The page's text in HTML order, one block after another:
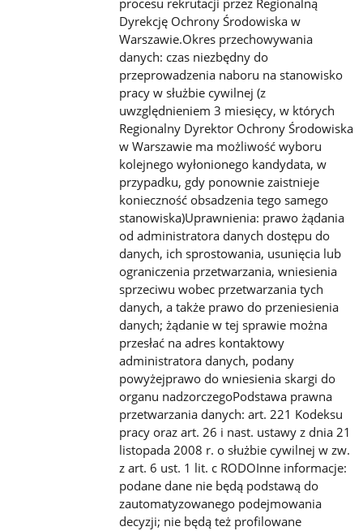
procesu rekrutacji przez Regionalną
Dyrekcję Ochrony Środowiska w
Warszawie.Okres przechowywania
danych: czas niezbędny do
przeprowadzenia naboru na stanowisko
pracy w służbie cywilnej (z
uwzględnieniem 3 miesięcy, w których
Regionalny Dyrektor Ochrony Środowiska
w Warszawie ma możliwość wyboru
kolejnego wyłonionego kandydata, w
przypadku, gdy ponownie zaistnieje
konieczność obsadzenia tego samego
stanowiska)Uprawnienia: prawo żądania
od administratora danych dostępu do
danych, ich sprostowania, usunięcia lub
ograniczenia przetwarzania, wniesienia
sprzeciwu wobec przetwarzania tych
danych, a także prawo do przeniesienia
danych; żądanie w tej sprawie można
przesłać na adres kontaktowy
administratora danych, podany
powyżejprawo do wniesienia skargi do
organu nadzorczegoPodstawa prawna
przetwarzania danych: art. 221 Kodeksu
pracy oraz art. 26 i nast. ustawy z dnia 21
listopada 2008 r. o służbie cywilnej w zw.
z art. 6 ust. 1 lit. c RODOInne informacje:
podane dane nie będą podstawą do
zautomatyzowanego podejmowania
decyzji; nie będą też profilowane